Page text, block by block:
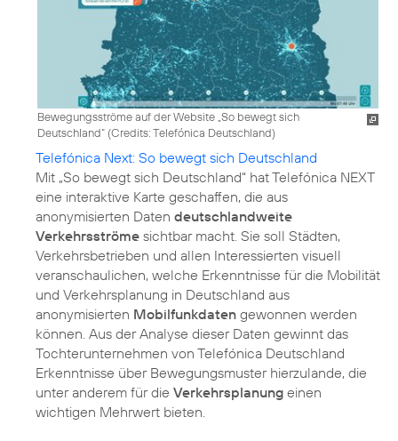
Bewegungsströme auf der Website „So bewegt sich
Deutschland“ (Credits: Telefónica Deutschland)
Telefónica Next: So bewegt sich Deutschland
Mit „So bewegt sich Deutschland“ hat Telefónica NEXT
eine interaktive Karte geschaffen, die aus
anonymisierten Daten deutschlandweite
Verkehrsströme sichtbar macht. Sie soll Städten,
Verkehrsbetrieben und allen Interessierten visuell
veranschaulichen, welche Erkenntnisse für die Mobilität
und Verkehrsplanung in Deutschland aus
anonymisierten Mobilfunkdaten gewonnen werden
können. Aus der Analyse dieser Daten gewinnt das
Tochterunternehmen von Telefónica Deutschland
Erkenntnisse über Bewegungsmuster hierzulande, die
unter anderem für die Verkehrsplanung einen
wichtigen Mehrwert bieten.